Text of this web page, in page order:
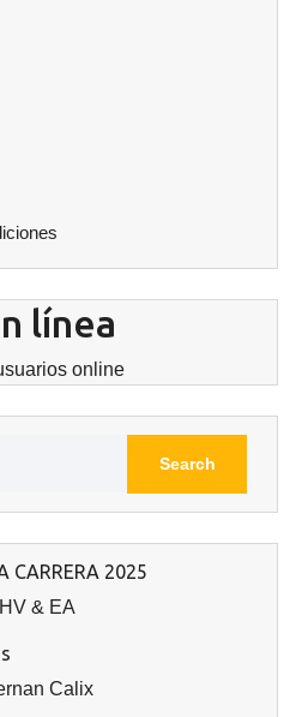
línea
online
CARRERA 2025
& EA
Calix